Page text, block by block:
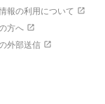
報の利用について
方へ
外部送信